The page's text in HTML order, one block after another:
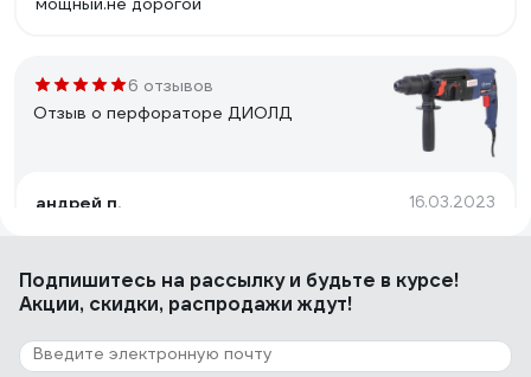
6 отзывов
Отзыв о перфораторе ДИОЛД
андрей п. 16.03.2023
Цена.
29 отзывов
Отзыв о перфораторе ДИОЛД ПРЭ-4/850
Подпишитесь на рассылкуи будьте в курсе!
Акции, скидки, распродажи ждут!